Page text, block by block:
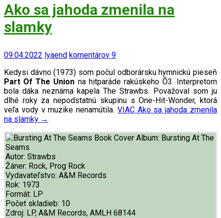
Ako sa jahoda zmenila na
slamky
09.04.2022 lyaend komentárov 9
Kedysi dávno (1973) som počul odborársku hymnickú pieseň
Part Of The Union na hitparáde rakúskeho Õ3. Interpretom
bola dáka neznáma kapela The Strawbs. Považoval som ju
dlhé roky za nepodstatnú skupinu s One-Hit-Wonder, ktorá
veľa vody v muzike nenamútila. VIAC Ako sa jahoda zmenila
na slamky →
Album: Bursting At The
Seams
Autor: Strawbs
Žáner: Rock, Prog Rock
Vydavateľstvo: A&M Records
Rok: 1973
Formát: LP
Počet skladieb: 10
Zdroj: LP, A&M Records, AMLH 68144